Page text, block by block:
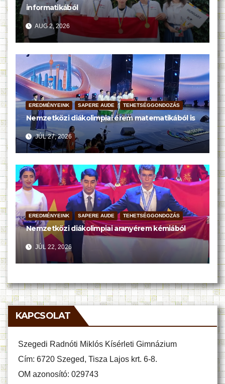
informatikából
AUG 2, 2026
EREDMÉNYEINK SAPERE AUDE TEHETSÉGGONDOZÁS
Nemzetközi diákolimpiai érem matematikából is
JÚL 27, 2026
EREDMÉNYEINK SAPERE AUDE TEHETSÉGGONDOZÁS
Nemzetközi diákolimpiai aranyérem kémiából
JÚL 22, 2026
KAPCSOLAT
Szegedi Radnóti Miklós Kísérleti Gimnázium
Cím: 6720 Szeged, Tisza Lajos krt. 6-8.
OM azonosító: 029743